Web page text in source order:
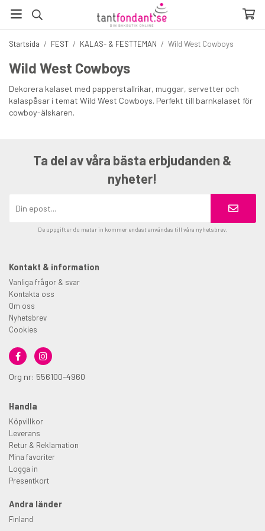
Startsida / FEST / KALAS- & FESTTEMAN / Wild West Cowboys
Wild West Cowboys
Dekorera kalaset med papperstallrikar, muggar, servetter och
kalaspåsar i temat Wild West Cowboys. Perfekt till barnkalaset för
cowboy-älskaren.
Ta del av våra bästa erbjudanden &
nyheter!
De uppgifter du matar in kommer endast användas till våra nyhetsbrev.
Kontakt & information
Vanliga frågor & svar
Kontakta oss
Om oss
Nyhetsbrev
Cookies
Org nr: 556100-4960
Handla
Köpvillkor
Leverans
Retur & Reklamation
Mina favoriter
Logga in
Presentkort
Andra länder
Finland